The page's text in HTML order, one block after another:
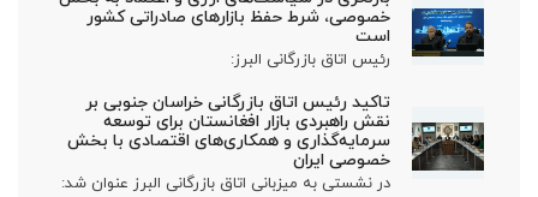
خصوصی، شرط حفظ بازارهای صادراتی کشور
است
رئیس اتاق بازرگانی البرز:
تاکید رئیس اتاق بازرگانی خراسان جنوبی بر
نقش راهبردی بازار افغانستان برای توسعه
سرمایه‌گذاری و همکاری‌های اقتصادی با بخش
خصوصی ایران
در نشستی به میزبانی اتاق بازرگانی البرز عنوان شد: